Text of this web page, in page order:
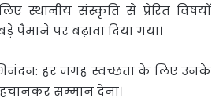
स्थानीय संस्कृति से प्रेरित विषयों
पैमाने पर बढ़ावा दिया गया।
हर जगह स्वच्छता के लिए उनके
सम्मान देना।